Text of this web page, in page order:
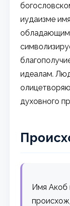
иудаизме
обладающим
идеалам.
духовного
Имя Акоб